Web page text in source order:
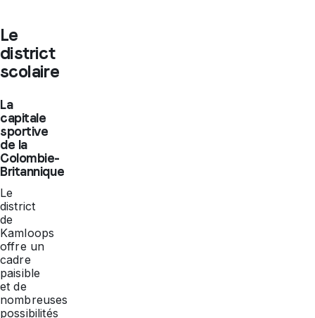
Le
district
scolaire
La
capitale
sportive
de la
Colombie-
Britannique
Le
district
de
Kamloops
offre un
cadre
paisible
et de
nombreuses
possibilités